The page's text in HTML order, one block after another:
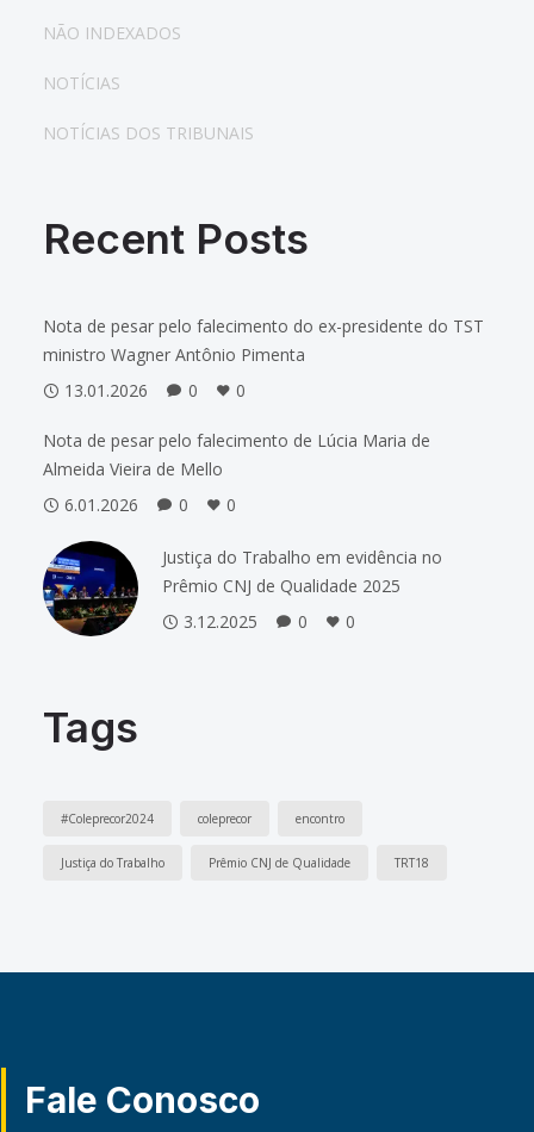
NÃO INDEXADOS
NOTÍCIAS
NOTÍCIAS DOS TRIBUNAIS
Recent Posts
Nota de pesar pelo falecimento do ex-presidente do TST
ministro Wagner Antônio Pimenta
13.01.2026
0 0
Nota de pesar pelo falecimento de Lúcia Maria de
Almeida Vieira de Mello
6.01.2026
0 0
Justiça do Trabalho em evidência no
Prêmio CNJ de Qualidade 2025
3.12.2025
0 0
Tags
#Coleprecor2024 coleprecor encontro
Justiça do Trabalho Prêmio CNJ de Qualidade TRT18
Fale Conosco